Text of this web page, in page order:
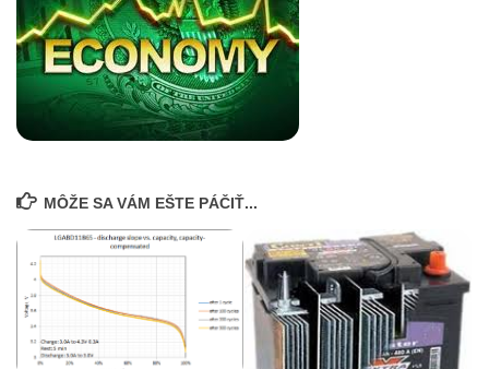
MÔŽE SA VÁM EŠTE PÁČIŤ...